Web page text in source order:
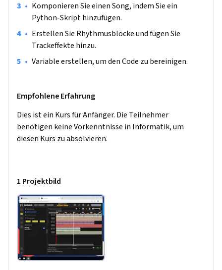
• Komponieren Sie einen Song, indem Sie ein
Python-Skript hinzufügen.
• Erstellen Sie Rhythmusblöcke und fügen Sie
Trackeffekte hinzu.
• Variable erstellen, um den Code zu bereinigen.
Empfohlene Erfahrung
Dies ist ein Kurs für Anfänger. Die Teilnehmer
benötigen keine Vorkenntnisse in Informatik, um
diesen Kurs zu absolvieren.
1 Projektbild